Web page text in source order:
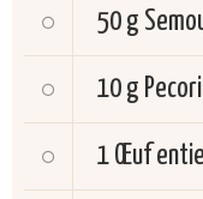
50 g
10 g
1 Œuf